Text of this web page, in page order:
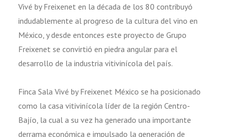
Vivé by Freixenet en la década de los 80 contribuyó
indudablemente al progreso de la cultura del vino en
México, y desde entonces este proyecto de Grupo
Freixenet se convirtió en piedra angular para el
desarrollo de la industria vitivinícola del país.
Finca Sala Vivé by Freixenet México se ha posicionado
como la casa vitivinícola líder de la región Centro-
Bajío, la cual a su vez ha generado una importante
derrama económica e impulsado la generación de